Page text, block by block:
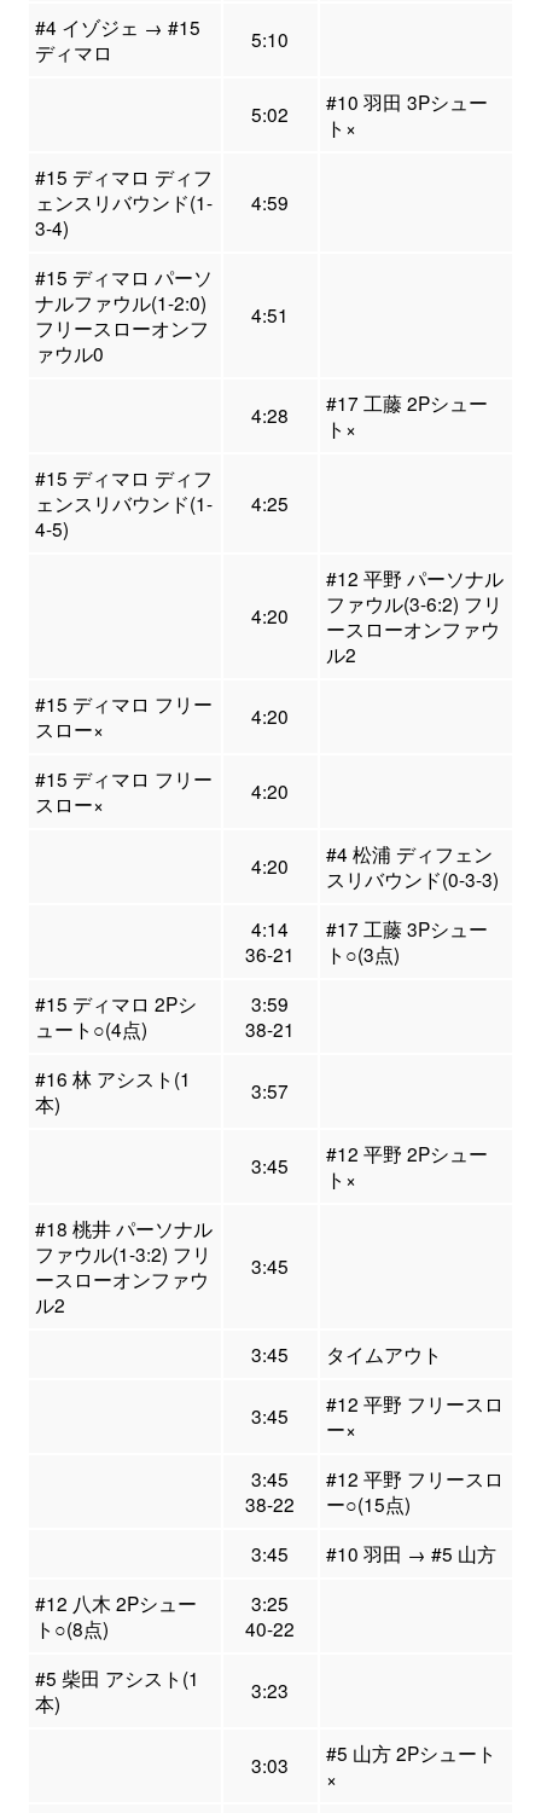
#4 イゾジェ → #15
ディマロ
5:10
5:02
#10 羽田 3Pシュー
ト×
#15 ディマロ ディフ
ェンスリバウンド(1-
3-4)
4:59
#15 ディマロ パーソ
ナルファウル(1-2:0)
フリースローオンフ
ァウル0
4:51
4:28
#17 工藤 2Pシュー
ト×
#15 ディマロ ディフ
ェンスリバウンド(1-
4-5)
4:25
4:20
#12 平野 パーソナル
ファウル(3-6:2) フリ
ースローオンファウ
ル2
#15 ディマロ フリー
スロー×
4:20
#15 ディマロ フリー
スロー×
4:20
4:20
#4 松浦 ディフェン
スリバウンド(0-3-3)
4:14
36-21
#17 工藤 3Pシュー
ト○(3点)
#15 ディマロ 2Pシ
ュート○(4点)
3:59
38-21
#16 林 アシスト(1
本)
3:57
3:45
#12 平野 2Pシュー
ト×
#18 桃井 パーソナル
ファウル(1-3:2) フリ
ースローオンファウ
ル2
3:45
3:45 タイムアウト
3:45
#12 平野 フリースロ
ー×
3:45
38-22
#12 平野 フリースロ
ー○(15点)
3:45
#10 羽田 → #5 山方
#12 八木 2Pシュー
ト○(8点)
3:25
40-22
#5 柴田 アシスト(1
本)
3:23
3:03
#5 山方 2Pシュート
×